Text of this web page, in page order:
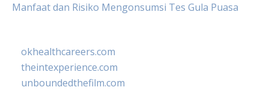
Manfaat dan Risiko Mengonsumsi Tes Gula Puasa
okhealthcareers.com
theintexperience.com
unboundedthefilm.com